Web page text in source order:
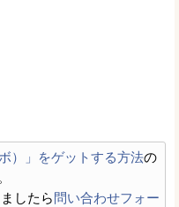
）」をゲットする方法の
したら問い合わせフォー